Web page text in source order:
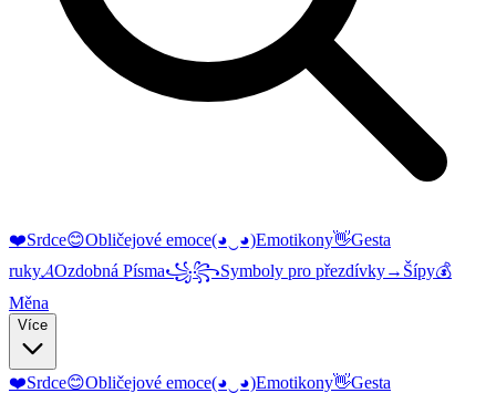
❤️Srdce😊Obličejové emoce(◕‿◕)Emotikony👋Gesta
ruky𝓐Ozdobná Písma꧁꧂Symboly pro přezdívky→ Šípy💰
Měna
Více
❤️Srdce😊Obličejové emoce(◕‿◕)Emotikony👋Gesta